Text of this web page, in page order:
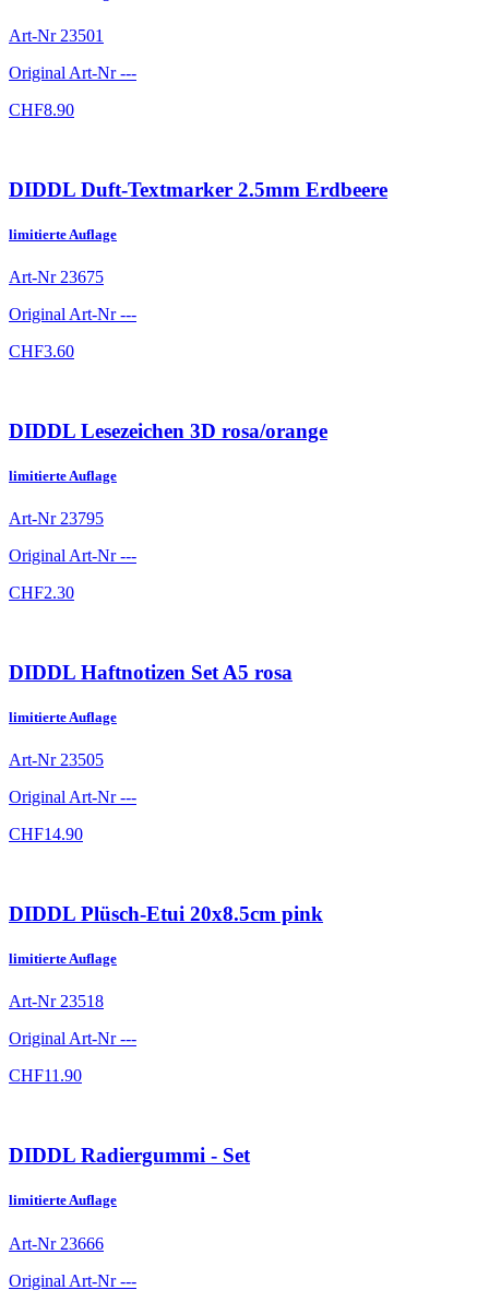
Art-Nr 23501
Original Art-Nr---
CHF8.90
DIDDL Duft-Textmarker 2.5mm Erdbeere
limitierte Auflage
Art-Nr 23675
Original Art-Nr---
CHF3.60
DIDDL Lesezeichen 3D rosa/orange
limitierte Auflage
Art-Nr 23795
Original Art-Nr---
CHF2.30
DIDDL Haftnotizen Set A5 rosa
limitierte Auflage
Art-Nr 23505
Original Art-Nr---
CHF14.90
DIDDL Plüsch-Etui 20x8.5cm pink
limitierte Auflage
Art-Nr23518
Original Art-Nr---
CHF11.90
DIDDL Radiergummi - Set
limitierte Auflage
Art-Nr 23666
Original Art-Nr---